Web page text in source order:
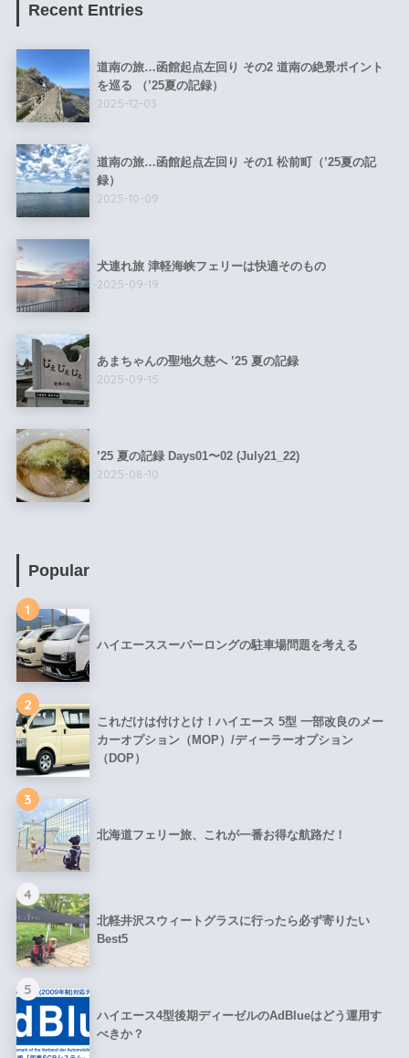
Recent Entries
道南の旅…函館起点左回り その2 道南の絶景ポイント
を巡る （’25夏の記録）
2025-12-03
道南の旅…函館起点左回り その1 松前町（’25夏の記
録）
2025-10-09
犬連れ旅 津軽海峡フェリーは快適そのもの
2025-09-19
あまちゃんの聖地久慈へ ’25 夏の記録
2025-09-15
’25 夏の記録 Days01〜02 (July21_22)
2025-08-10
Popular
1
ハイエーススーパーロングの駐車場問題を考える
2
これだけは付けとけ！ハイエース 5型 一部改良のメー
カーオプション（MOP）/ディーラーオプション
（DOP）
3
北海道フェリー旅、これが一番お得な航路だ！
4
北軽井沢スウィートグラスに行ったら必ず寄りたい
Best5
5
ハイエース4型後期ディーゼルのAdBlueはどう運用す
べきか？